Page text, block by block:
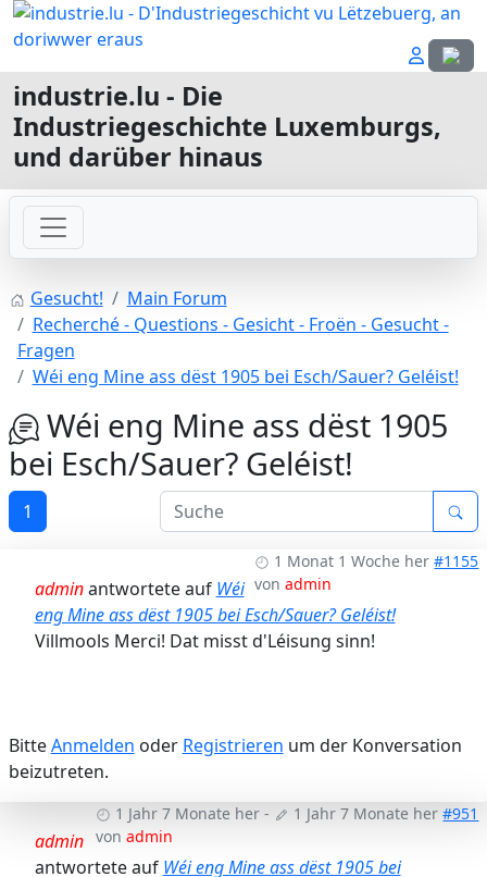
industrie.lu - Die
Industriegeschichte Luxemburgs,
und darüber hinaus
Gesucht!
Main Forum
Recherché - Questions - Gesicht - Froën - Gesucht -
Fragen
Wéi eng Mine ass dëst 1905 bei Esch/Sauer? Geléist!
Wéi eng Mine ass dëst 1905
bei Esch/Sauer? Geléist!
1
1 Monat 1 Woche her #1155
vonadmin
adminantwortete auf Wéi
eng Mine ass dëst 1905 bei Esch/Sauer? Geléist!
Villmools Merci! Dat misst d'Léisung sinn!
BitteAnmelden oder Registrieren um der Konversation
beizutreten.
1 Jahr 7 Monate her - 1 Jahr 7 Monate her #951
vonadmin
admin
antwortete auf Wéi eng Mine ass dëst 1905 bei